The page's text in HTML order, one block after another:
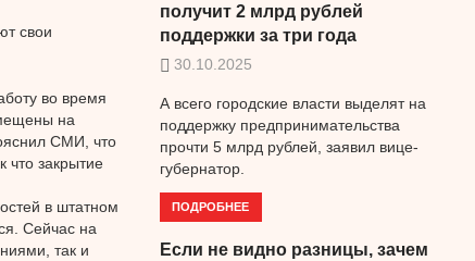
свои
во время
на
СМИ, что
что закрытие
в штатном
Сейчас на
так и
получит 2 млрд рублей
поддержки за три года
30.10.2025
А всего городские власти выделят на
поддержку предпринимательства
прочти 5 млрд рублей, заявил вице-
губернатор.
ПОДРОБНЕЕ
Если не видно разницы, зачем